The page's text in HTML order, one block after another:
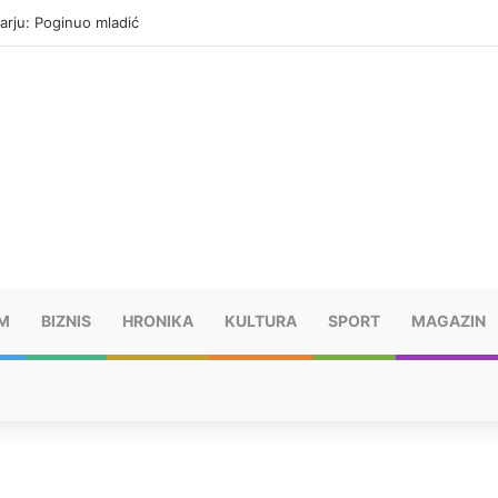
Poginuo mladić
BIZNIS HRONIKA KULTURA SPORT MAGAZIN